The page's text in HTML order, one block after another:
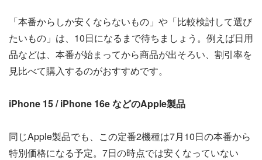
「本番からしか安くならないもの」や「比較検討して選び
たいもの」は、10日になるまで待ちましょう。例えば日用
品などは、本番が始まってから商品が出そろい、割引率を
見比べて購入するのがおすすめです。
iPhone 15 / iPhone 16e などのApple製品
同じApple製品でも、この定番2機種は7月10日の本番から
特別価格になる予定。7日の時点では安くなっていない